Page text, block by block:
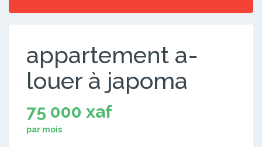
appartement a-
louer à japoma
75 000 xaf
par mois